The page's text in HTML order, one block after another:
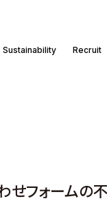
Sustainability Recruit
せフォームの